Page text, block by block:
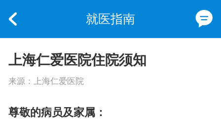
就医指南
上海仁爱医院住院须知
来源：上海仁爱医院
尊敬的病员及家属：